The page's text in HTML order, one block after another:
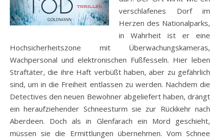
verschlafenes Dorf im
Herzen des Nationalparks,
in Wahrheit ist er eine
Hochsicherheitszone mit Überwachungskameras,
Wachpersonal und elektronischen Fußfesseln. Hier leben
Straftäter, die ihre Haft verbüßt haben, aber zu gefährlich
sind, um in die Freiheit entlassen zu werden. Nachdem die
Detectives den neuen Bewohner abgeliefert haben, drängt
ein heraufziehender Schneesturm sie zur Rückkehr nach
Aberdeen. Doch als in Glenfarach ein Mord geschieht,
müssen sie die Ermittlungen übernehmen. Vom Schnee